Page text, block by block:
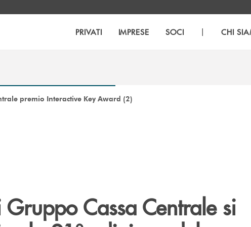
PRIVATI IMPRESE SOCI | CHI
premio Interactive Key Award (2)
Cassa Centrale si